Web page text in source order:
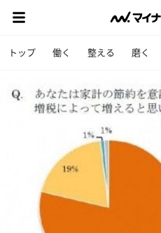
トップ 働く 整える 磨く